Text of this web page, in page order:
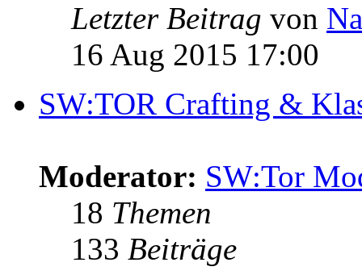
Letzter Beitrag von
16 Aug 2015 17:00
SW:TOR Crafting &
Moderator: SW:Tor
18 Themen
133 Beiträge